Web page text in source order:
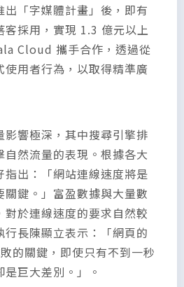
出「字媒體計畫」後，即有
客採用，實現 1.3 億元以上
Cloud 攜手合作，透過從
使用者行為，以取得精準廣
響極深，其中搜尋引擎排
自然流量的表現。根據各大
指出：「網站連線速度將是
關鍵。」富盈數據與大量數
於連線速度的要求自然較
行長陳顯立表示：「網頁的
的關鍵，即使只有不到一秒
巨大差別。」。